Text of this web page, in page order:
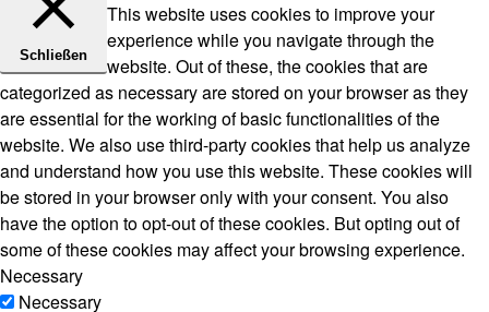
Schließen
This website uses cookies to improve your
experience while you navigate through the
website. Out of these, the cookies that are
categorized as necessary are stored on your browser as they
are essential for the working of basic functionalities of the
website. We also use third-party cookies that help us analyze
and understand how you use this website. These cookies will
be stored in your browser only with your consent. You also
have the option to opt-out of these cookies. But opting out of
some of these cookies may affect your browsing experience.
Necessary
Necessary